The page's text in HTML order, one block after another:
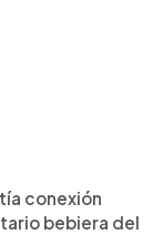
conexión
bebiera del